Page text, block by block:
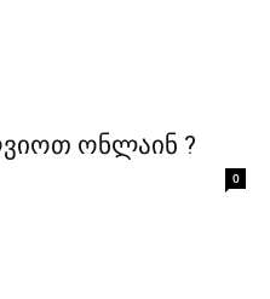
ონლაინ ?
0